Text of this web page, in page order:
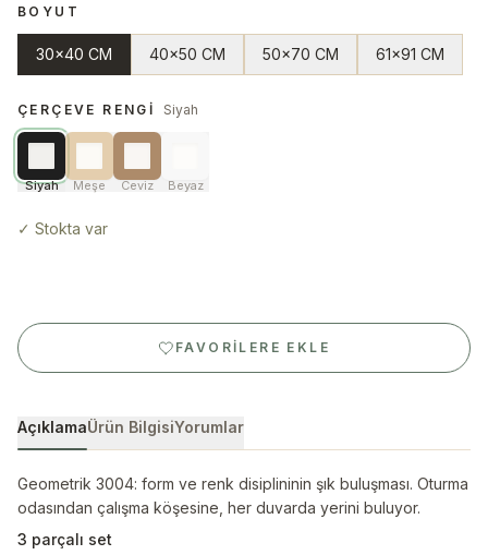
BOYUT
30x40 CM 40x50 CM 50x70 CM 61x91 CM
ÇERÇEVE RENGI Siyah
Siyah Meşe Ceviz Beyaz
✓ Stokta var
FAVORILERE EKLE
AçıklamaÜrün BilgisiYorumlar
Geometrik 3004: form ve renk disiplininin şık buluşması. Oturma
odasından çalışma köşesine, her duvarda yerini buluyor.
3 parçalı set